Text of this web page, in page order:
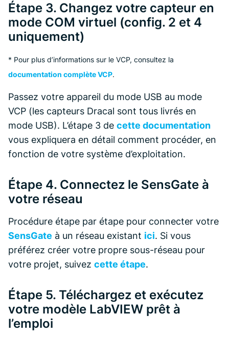
Étape 3. Changez votre capteur en
mode COM virtuel (config. 2 et 4
uniquement)
* Pour plus d’informations sur le VCP, consultez la
documentation complète VCP.
Passez votre appareil du mode USB au mode
VCP (les capteurs Dracal sont tous livrés en
mode USB). L’étape 3 de cette documentation
vous expliquera en détail comment procéder, en
fonction de votre système d’exploitation.
Étape 4. Connectez le SensGate à
votre réseau
Procédure étape par étape pour connecter votre
SensGate à un réseau existant ici. Si vous
préférez créer votre propre sous-réseau pour
votre projet, suivez cette étape.
Étape 5. Téléchargez et exécutez
votre modèle LabVIEW prêt à
l’emploi